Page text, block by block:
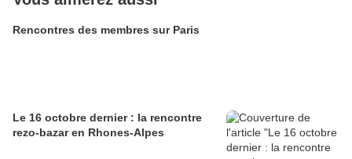
Rencontres des membres sur Paris
Le 16 octobre dernier : la rencontre
rezo-bazar en Rhones-Alpes